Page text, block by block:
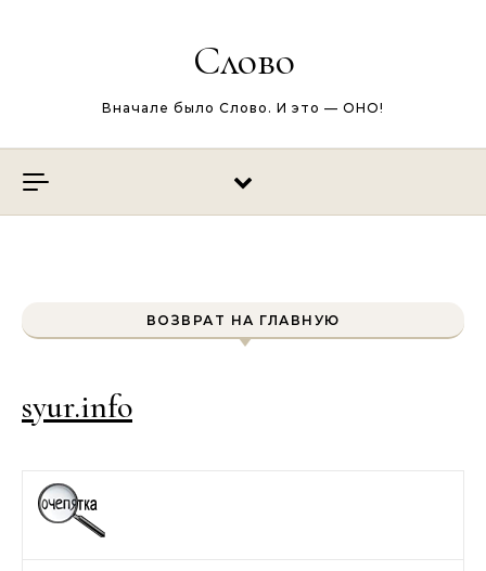
Слово
Вначале было Слово. И это — ОНО!
ВОЗВРАТ НА ГЛАВНУЮ
syur.info